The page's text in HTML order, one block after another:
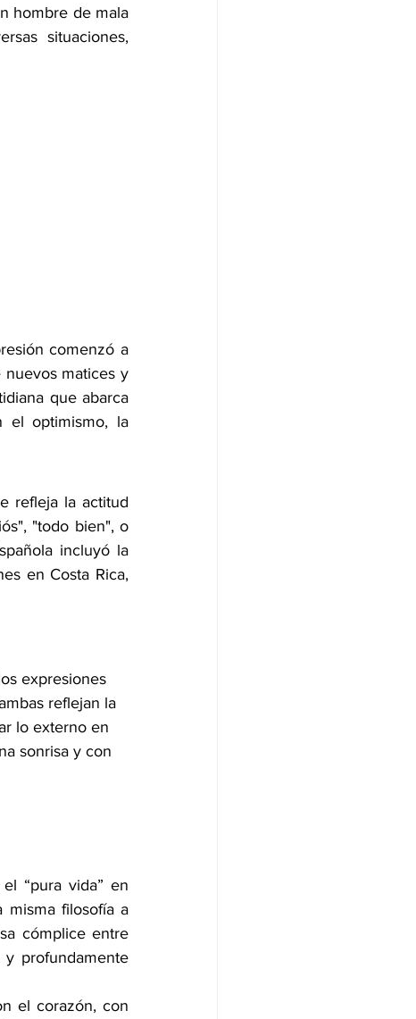
hombre de mala
situaciones,
comenzó a
matices y
que abarca
el optimismo, la
refleja la actitud
"todo bien", o
incluyó la
en Costa Rica,
expresiones
reflejan la
lo externo en
sonrisa y con
“pura vida” en
misma filosofía a
cómplice entre
profundamente
el corazón, con